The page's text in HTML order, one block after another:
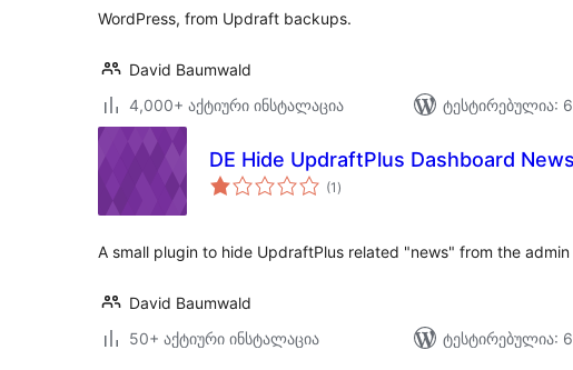
WordPress, from Updraft backups.
David Baumwald
4,000+ აქტიური ინსტალაცია
ტესტირებულია:
DE Hide UpdraftPlus Dashboard News
(1 საერთო
რეიტინგი
)
A small plugin to hide UpdraftPlus related "news" from the
David Baumwald
50+ აქტიური ინსტალაცია
ტესტირებულია: